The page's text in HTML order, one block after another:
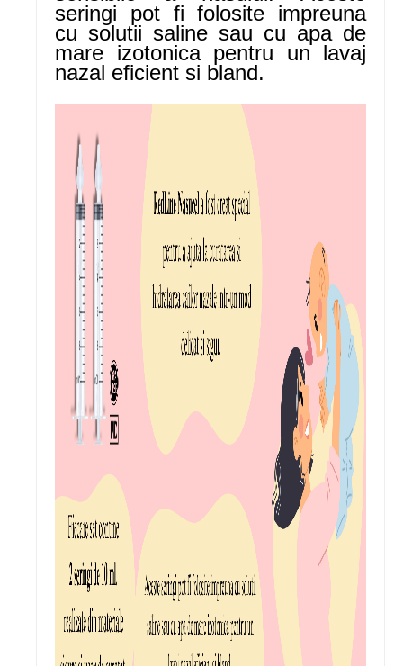
seringi pot fi folosite impreuna
cu solutii saline sau cu apa de
mare izotonica pentru un lavaj
nazal eficient si bland.